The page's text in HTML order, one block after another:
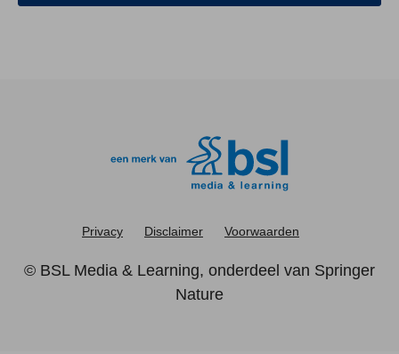
Privacy Disclaimer Voorwaarden
© BSL Media & Learning, onderdeel van Springer
Nature